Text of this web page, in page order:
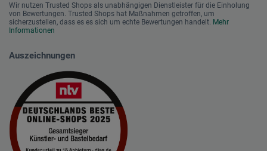
Wir nutzen Trusted Shops als unabhängigen Dienstleister für die Einholung
von Bewertungen. Trusted Shops hat Maßnahmen getroffen, um
sicherzustellen, dass es es sich um echte Bewertungen handelt. Mehr
Informationen
Auszeichnungen